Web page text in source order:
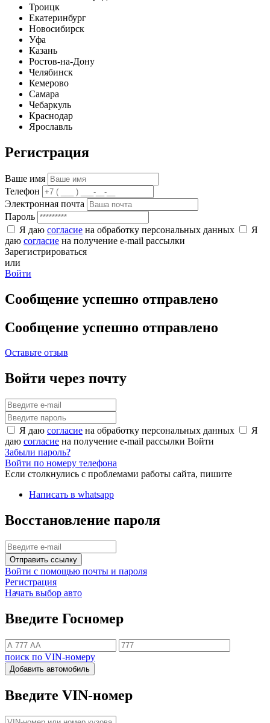
Троицк
Екатеринбург
Новосибирск
Уфа
Казань
Ростов-на-Дону
Челябинск
Кемерово
Самара
Чебаркуль
Краснодар
Ярославль
Регистрация
Ваше имя
Телефон
Электронная почта
Пароль
Я даю согласие на обработку персональных данных
Я
даю согласие на получение e-mail рассылки
Зарегистрироваться
или
Войти
Сообщение успешно отправлено
Сообщение успешно отправлено
Оставьте отзыв
Войти через почту
Я даю согласие на обработку персональных данных
Я
даю согласие на получение e-mail рассылки Войти
Забыли пароль?
Войти по номеру телефона
Если столкнулись с проблемами работы сайта, пишите
Написать в whatsapp
Восстановление пароля
Отправить ссылку
Войти с помощью почты и пароля
Регистрация
Начать выбор авто
Введите Госномер
поиск по VIN-номеру
Добавить автомобиль
Введите VIN-номер